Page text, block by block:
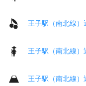
王子駅（南北線）
王子駅（南北線）
王子駅（南北線